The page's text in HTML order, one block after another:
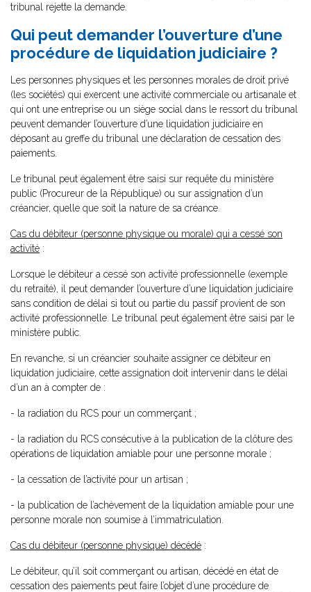
tribunal rejette la demande.
Qui peut demander l’ouverture d’une
procédure de liquidation judiciaire ?
Les personnes physiques et les personnes morales de droit privé
(les sociétés) qui exercent une activité commerciale ou artisanale et
qui ont une entreprise ou un siège social dans le ressort du tribunal
peuvent demander l’ouverture d’une liquidation judiciaire en
déposant au greffe du tribunal une déclaration de cessation des
paiements.
Le tribunal peut également être saisi sur requête du ministère
public (Procureur de la République) ou sur assignation d’un
créancier, quelle que soit la nature de sa créance.
Cas du débiteur (personne physique ou morale) qui a cessé son
activité :
Lorsque le débiteur a cessé son activité professionnelle (exemple
du retraité), il peut demander l’ouverture d’une liquidation judiciaire
sans condition de délai si tout ou partie du passif provient de son
activité professionnelle. Le tribunal peut également être saisi par le
ministère public.
En revanche, si un créancier souhaite assigner ce débiteur en
liquidation judiciaire, cette assignation doit intervenir dans le délai
d’un an à compter de :
- la radiation du RCS pour un commerçant ;
- la radiation du RCS consécutive à la publication de la clôture des
opérations de liquidation amiable pour une personne morale ;
- la cessation de l’activité pour un artisan ;
- la publication de l’achèvement de la liquidation amiable pour une
personne morale non soumise à l’immatriculation.
Cas du débiteur (personne physique) décédé :
Le débiteur, qu’il soit commerçant ou artisan, décédé en état de
cessation des paiements peut faire l’objet d’une procédure de